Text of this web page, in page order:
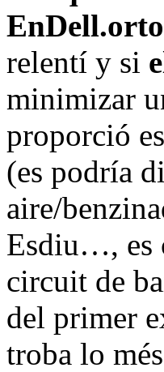
EnDell.orto
relentí y si
minimizar
proporció
(es podría
aire/
Esdiu…, es
circuit de
del primer
troba lo